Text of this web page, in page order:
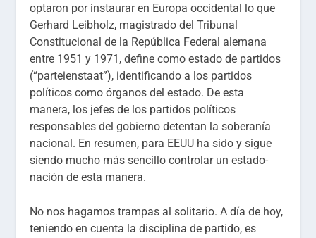
optaron por instaurar en Europa occidental lo que
Gerhard Leibholz, magistrado del Tribunal
Constitucional de la República Federal alemana
entre 1951 y 1971, define como estado de partidos
(“parteienstaat”), identificando a los partidos
políticos como órganos del estado. De esta
manera, los jefes de los partidos políticos
responsables del gobierno detentan la soberanía
nacional. En resumen, para EEUU ha sido y sigue
siendo mucho más sencillo controlar un estado-
nación de esta manera.
No nos hagamos trampas al solitario. A día de hoy,
teniendo en cuenta la disciplina de partido, es